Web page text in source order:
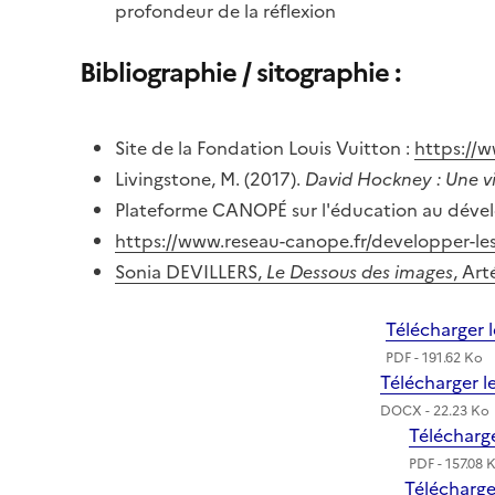
profondeur de la réflexion
Bibliographie / sitographie :
Site de la Fondation Louis Vuitton : https://
Livingstone, M. (2017). David Hockney : Une
Plateforme CANOPÉ sur l'éducation au
https://www.reseau-canope.fr/developper-
Sonia DEVILLERS, Le Dessous des images,
PDF - 191.62 Ko
Télécharger
DOCX - 22.23 Ko
PDF - 157.08